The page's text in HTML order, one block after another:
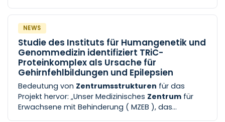
Marien-Hospital Düren [...] Teilnehmende Zentren
Koordinierendes
Unit und comprehensive Stroke Unit Uniklinik RWTH
Aachen mit folgenden SWN-Kernkliniken Klinik für
Neurologie Klinik für Neuroradiologie [...]
Rettungsdienste Rettungsdienst der Stadt
Rettungsdienst des Kreises Düren Rettungsdienst
des Kreises Heinsberg Rettungsdienst der
StädteregionAachen
NEWS
Studie des Instituts für Humangenetik und
Genommedizin identifiziert TRiC-
Proteinkomplex als Ursache für
Gehirnfehlbildungen und Epilepsien
Bedeutung von Zentrumsstrukturen für das
Projekt hervor: „Unser Medizinisches Zentrum für
Erwachsene mit Behinderung ( MZEB ), das